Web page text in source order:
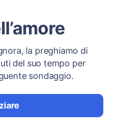
la preghiamo di
del suo tempo per
sondaggio.